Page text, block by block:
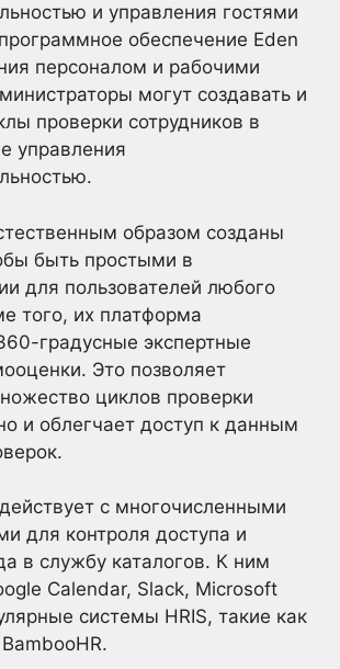
и управления гостями
обеспечение Eden
персоналом и рабочими
могут создавать и
проверки сотрудников в
управления
образом созданы
быть простыми в
для пользователей любого
того, их платформа
градусные экспертные
Это позволяет
циклов проверки
и облегчает доступ к данным
с многочисленными
для контроля доступа и
в службу каталогов. К ним
Calendar, Slack, Microsoft
системы HRIS, такие как